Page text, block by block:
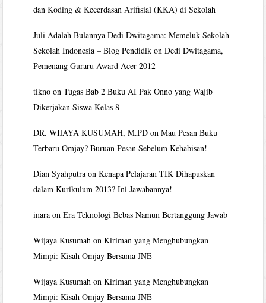
dan Koding & Kecerdasan Arifisial (KKA) di Sekolah
Juli Adalah Bulannya Dedi Dwitagama: Memeluk Sekolah-
Sekolah Indonesia – Blog Pendidik onDedi Dwitagama,
Pemenang Guraru Award Acer 2012
tikno onTugas Bab 2 Buku AI Pak Onno yang Wajib
Dikerjakan Siswa Kelas 8
DR. WIJAYA KUSUMAH, M.PD onMau Pesan Buku
Terbaru Omjay? Buruan Pesan Sebelum Kehabisan!
Dian Syahputra onKenapa Pelajaran TIK Dihapuskan
dalam Kurikulum 2013? Ini Jawabannya!
inara onEra Teknologi Bebas Namun Bertanggung Jawab
Wijaya Kusumah onKiriman yang Menghubungkan
Mimpi: Kisah Omjay Bersama JNE
Wijaya Kusumah onKiriman yang Menghubungkan
Mimpi: Kisah Omjay Bersama JNE